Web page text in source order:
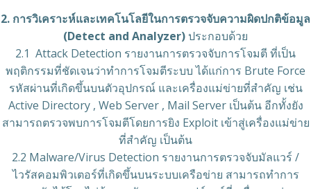
2. การวิเคราะห์และเทคโนโลยีในการตรวจจับความผิดปกติข้อมูล
(Detect and Analyzer)ประกอบด้วย
2.1 Attack Detection รายงานการตรวจจับการโจมตี ที่เป็น
พฤติกรรมที่ชัดเจนว่าทำการโจมตีระบบ ได้แก่การ Brute Force
รหัสผ่านที่เกิดขึ้นบนตัวอุปกรณ์ และเครื่องแม่ข่ายที่สำคัญ เช่น
Active Directory , Web Server , Mail Server เป็นต้น อีกทั้งยัง
สามารถตรวจพบการโจมตีโดยการยิง Exploit เข้าสู่เครื่องแม่ข่าย
ที่สำคัญ เป็นต้น
2.2 Malware/Virus Detection รายงานการตรวจจับมัลแวร์ /
ไวรัสคอมพิวเตอร์ที่เกิดขึ้นบนระบบเครือข่าย สามารถทำการ